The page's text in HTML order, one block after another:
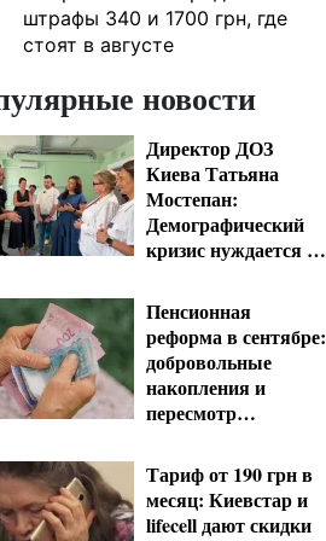
штрафы 340 и 1700 грн, где
стоят в августе
новости
Директор ДОЗ
Киева Татьяна
Мостепан:
Демографический
кризис нуждается в
уже сегодня
Пенсионная
реформа в сентябре:
добровольные
накопления и
пересмотр
Тариф от 190 грн в
месяц: Киевстар и
lifecell дают скидки